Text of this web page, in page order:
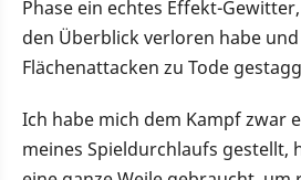
Phase ein echtes Effekt-
den Überblick verloren habe
Flächenattacken zu Tode
Ich habe mich dem Kampf zwar
meines Spieldurchlaufs gestellt,